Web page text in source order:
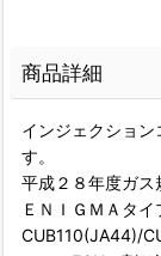
商品詳細
インジェクショ
す。
平成２８年度ガ
ＥＮＩＧＭＡタイ
CUB110(JA44)/